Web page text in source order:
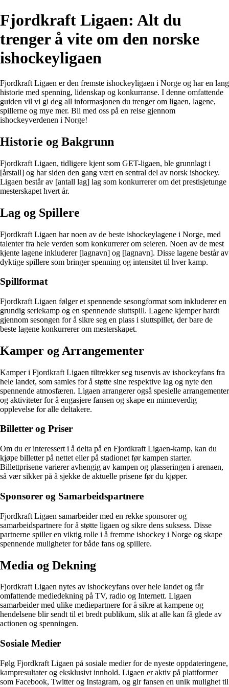
Fjordkraft Ligaen: Alt du
trenger å vite om den norske
ishockeyligaen
Fjordkraft Ligaen er den fremste ishockeyligaen i Norge og har en lang
historie med spenning, lidenskap og konkurranse. I denne omfattende
guiden vil vi gi deg all informasjonen du trenger om ligaen, lagene,
spillerne og mye mer. Bli med oss på en reise gjennom
ishockeyverdenen i Norge!
Historie og Bakgrunn
Fjordkraft Ligaen, tidligere kjent som GET-ligaen, ble grunnlagt i
[årstall] og har siden den gang vært en sentral del av norsk ishockey.
Ligaen består av [antall lag] lag som konkurrerer om det prestisjetunge
mesterskapet hvert år.
Lag og Spillere
Fjordkraft Ligaen har noen av de beste ishockeylagene i Norge, med
talenter fra hele verden som konkurrerer om seieren. Noen av de mest
kjente lagene inkluderer [lagnavn] og [lagnavn]. Disse lagene består av
dyktige spillere som bringer spenning og intensitet til hver kamp.
Spillformat
Fjordkraft Ligaen følger et spennende sesongformat som inkluderer en
grundig seriekamp og en spennende sluttspill. Lagene kjemper hardt
gjennom sesongen for å sikre seg en plass i sluttspillet, der bare de
beste lagene konkurrerer om mesterskapet.
Kamper og Arrangementer
Kamper i Fjordkraft Ligaen tiltrekker seg tusenvis av ishockeyfans fra
hele landet, som samles for å støtte sine respektive lag og nyte den
spennende atmosfæren. Ligaen arrangerer også spesielle arrangementer
og aktiviteter for å engasjere fansen og skape en minneverdig
opplevelse for alle deltakere.
Billetter og Priser
Om du er interessert i å delta på en Fjordkraft Ligaen-kamp, kan du
kjøpe billetter på nettet eller på stadionet før kampen starter.
Billettprisene varierer avhengig av kampen og plasseringen i arenaen,
så vær sikker på å sjekke de aktuelle prisene før du kjøper.
Sponsorer og Samarbeidspartnere
Fjordkraft Ligaen samarbeider med en rekke sponsorer og
samarbeidspartnere for å støtte ligaen og sikre dens suksess. Disse
partnerne spiller en viktig rolle i å fremme ishockey i Norge og skape
spennende muligheter for både fans og spillere.
Media og Dekning
Fjordkraft Ligaen nytes av ishockeyfans over hele landet og får
omfattende mediedekning på TV, radio og Internett. Ligaen
samarbeider med ulike mediepartnere for å sikre at kampene og
hendelsene blir sendt til et bredt publikum, slik at alle kan få glede av
actionen og spenningen.
Sosiale Medier
Følg Fjordkraft Ligaen på sosiale medier for de nyeste oppdateringene,
kampresultater og eksklusivt innhold. Ligaen er aktiv på plattformer
som Facebook, Twitter og Instagram, og gir fansen en unik mulighet til